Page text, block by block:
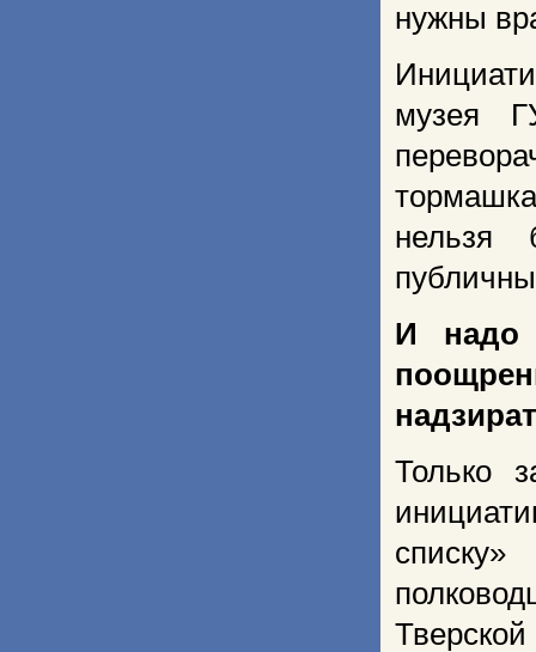
нужны
музея
нельзя
И надо
Только